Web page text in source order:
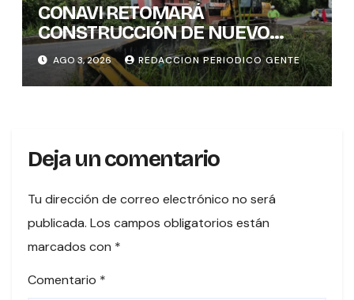
CONAVI RETOMARÁ
CONSTRUCCIÓN DE NUEVO
PUENTE EN TURES TRAS
CONCLUIR PROCESO DE
VALORACIÓN PATRIMONIAL
AGO 3, 2026 REDACCION PERIODICO GENTE
Deja un comentario
Tu dirección de correo electrónico no será
publicada. Los campos obligatorios están
marcados con *
Comentario *